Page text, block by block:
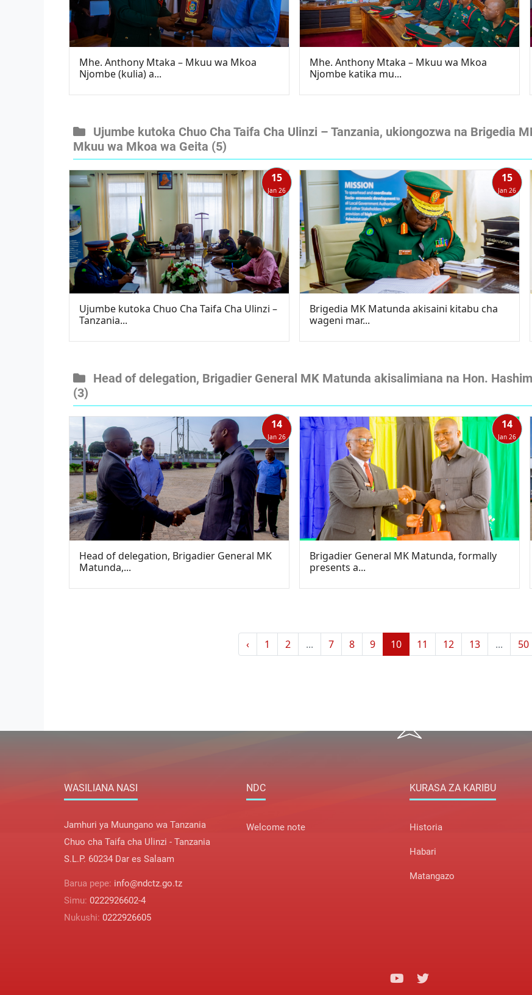
Mhe. Anthony Mtaka – Mkuu wa Mkoa
Njombe (kulia) a...
Mhe. Anthony Mtaka – Mkuu wa Mkoa
Njombe katika mu...
Ujumbe kutoka Chuo Cha Taifa Cha Ulinzi – Tanzania, ukiongozwa na Brigedia
Mkuu wa Mkoa wa Geita (5)
15
Jan 26
Ujumbe kutoka Chuo Cha Taifa Cha Ulinzi –
Tanzania...
15
Jan 26
Brigedia MK Matunda akisaini kitabu cha
wageni mar...
Head of delegation, Brigadier General MK Matunda akisalimiana na Hon.
(3)
14
Jan 26
Head of delegation, Brigadier General MK
Matunda,...
14
Jan 26
Brigadier General MK Matunda, formally
presents a...
‹ 1 2 ... 7 8 9 10 11 12 13 ... 50
WASILIANA NASI
Jamhuri ya Muungano wa Tanzania
Chuo cha Taifa cha Ulinzi - Tanzania
S.L.P. 60234 Dar es Salaam
Barua pepe: info@ndctz.go.tz
Simu: 0222926602-4
Nukushi: 0222926605
NDC
Welcome note
KURASA ZA KARIBU
Historia
Habari
Matangazo